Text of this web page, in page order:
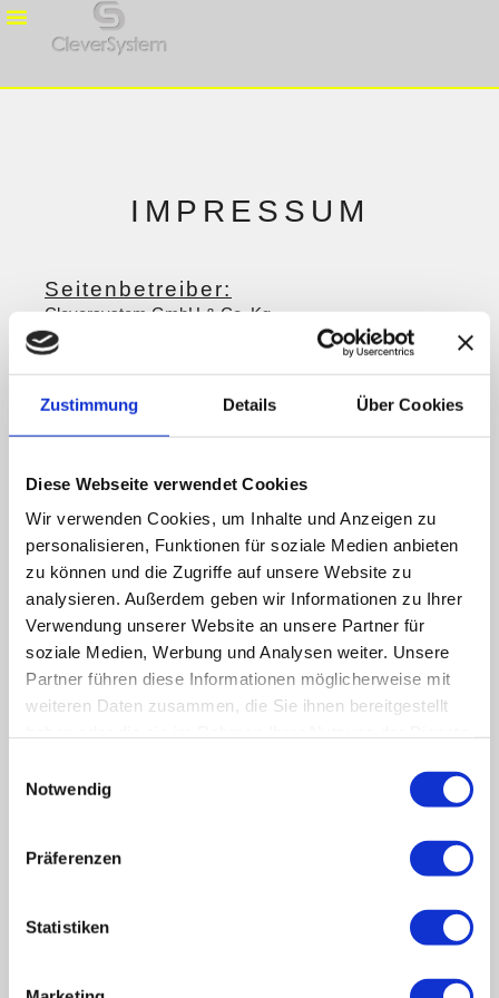
Zustimmung Details Über Cookies
Diese Webseite verwendet Cookies
Wir verwenden Cookies, um Inhalte und Anzeigen zu
personalisieren, Funktionen für soziale Medien anbieten
zu können und die Zugriffe auf unsere Website zu
analysieren. Außerdem geben wir Informationen zu Ihrer
Verwendung unserer Website an unsere Partner für
soziale Medien, Werbung und Analysen weiter. Unsere
Partner führen diese Informationen möglicherweise mit
weiteren Daten zusammen, die Sie ihnen bereitgestellt
Notwendig
Präferenzen
Statistiken
IMPRESSUM
Seitenbetreiber:
Cleversystem GmbH & Co. Kg
Im Kressgraben 27a
74257 Untereisesheim
Deutschland
Telefon: +49 (0) 7132 949 77 00
E-Mail: info@cleversystem.de
Registergericht: Amtsgericht Stuttgart
Persönlich haftende
Gesellschafterin der Cleversystem
GmbH & Co. KG:
Cleversystem Verwaltungs-GmbH
Im Kressgraben 27a
74257 Untereisesheim
Deutschland
Registergericht: Amtsgericht Stuttgart
UStG:
Ebru Sen
Die Europäische Kommission stellt unter
ec.europa.eu/consumers/odr/ eine Plattform zur Online-
einer Streitigkeit nutzen können und auf der weitere